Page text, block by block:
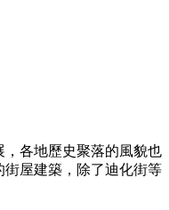
，各地歷史聚落的風貌也
屋建築，除了迪化街等